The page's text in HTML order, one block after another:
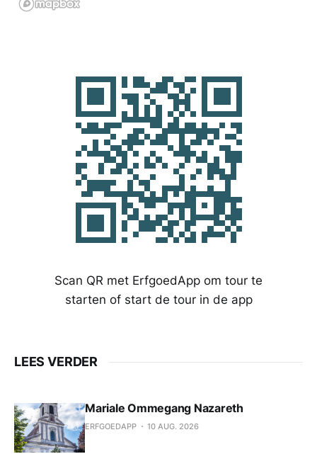
Scan QR met ErfgoedApp om tour te
starten of start de tour in de app
LEES VERDER
Mariale Ommegang Nazareth
ERFGOEDAPP 10 AUG. 2026